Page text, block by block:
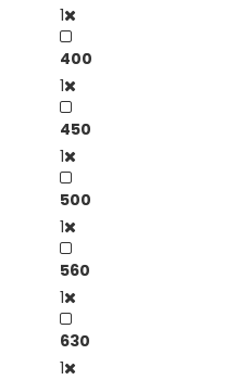
1
400
1
450
1
500
1
560
1
630
1